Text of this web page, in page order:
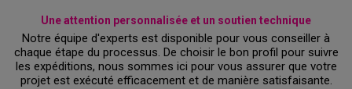
Une attention personnalisée et un soutien technique
Notre équipe d'experts est disponible pour vous conseiller à
chaque étape du processus. De choisir le bon profil pour suivre
les expéditions, nous sommes ici pour vous assurer que votre
projet est exécuté efficacement et de manière satisfaisante.